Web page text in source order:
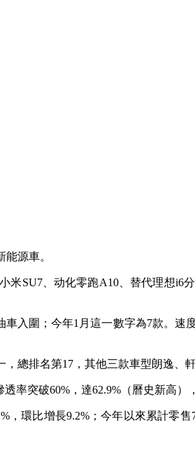
源車。
米SU7、动化零跑A10、替代理想i6
車入圍；今年1月這一數字為7款。
，總排名第17，其他三款車型朗逸、
率突破60%，達62.9%（曆史新高）
環比增長9.2%；今年以來累計零